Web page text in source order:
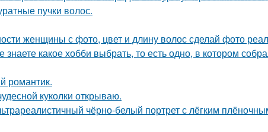
пучки волос.
женщины с фото, цвет и длину волос сделай фото
какое хобби выбрать, то есть одно, в котором
романтик.
куколки открываю.
чёрно-белый портрет с лёгким